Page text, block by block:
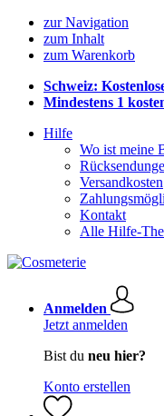
zur Navigation
zum Inhalt
zum Warenkorb
Schweiz:
Mindestens 1
Hilfe
Wo ist meine
Versandkosten
Kontakt
Alle Hilfe-
Anmelden
Jetzt anmelden
Bist du neu hier?
Konto erstellen